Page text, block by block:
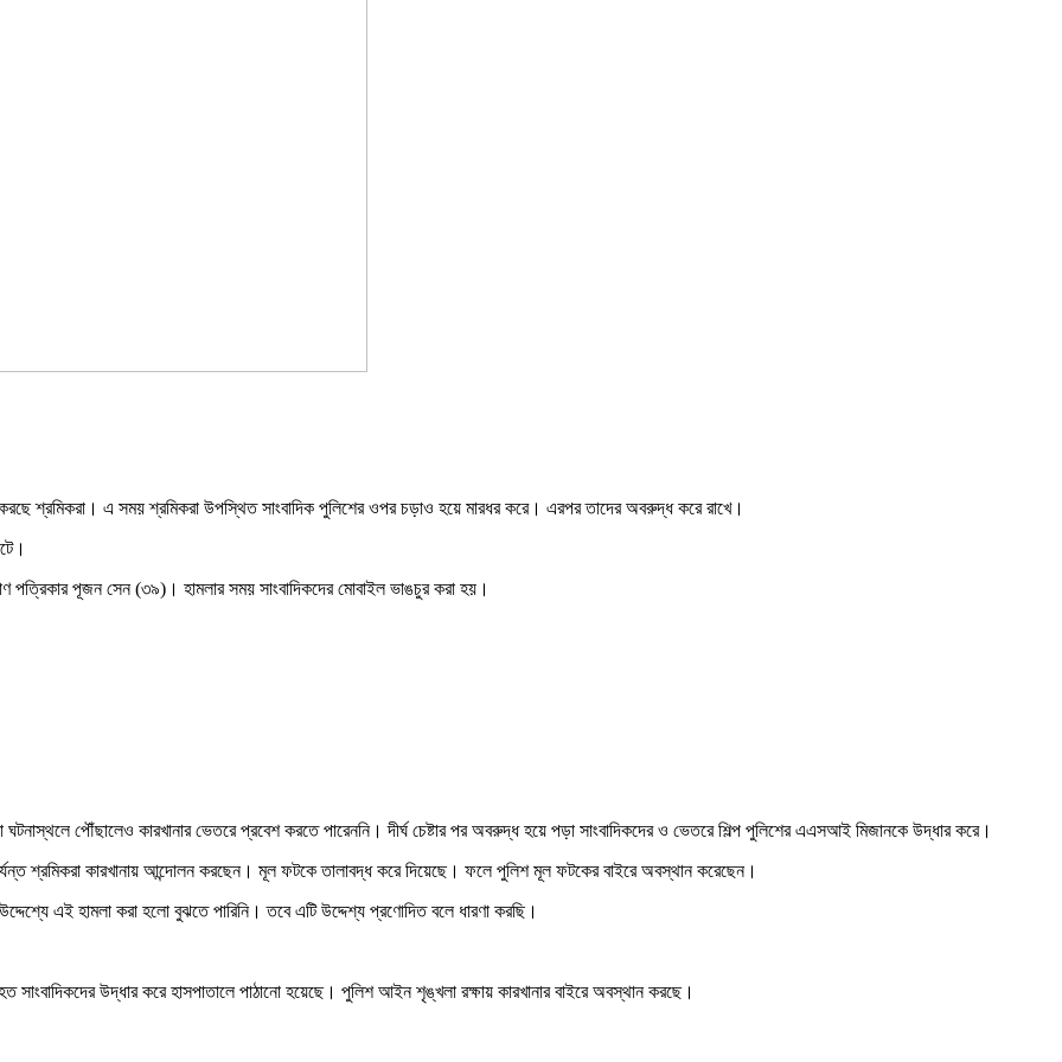
করছে শ্রমিকরা। এ সময় শ্রমিকরা উপস্থিত সাংবাদিক পুলিশের ওপর চড়াও হয়ে মারধর করে। এরপর তাদের অবরুদ্ধ করে রাখে।
পত্রিকার পূজন সেন (৩৯)। হামলার সময় সাংবাদিকদের মোবাইল ভাঙচুর করা হয়।
ঘটনাস্থলে পৌঁছালেও কারখানার ভেতরে প্রবেশ করতে পারেননি। দীর্ঘ চেষ্টার পর অবরুদ্ধ হয়ে পড়া সাংবাদিকদের ও ভেতরে শিল্প পুলিশের এএসআই মিজানকে উদ্ধার করে।
শ্রমিকরা কারখানায় আন্দোলন করছেন। মূল ফটকে তালাবদ্ধ করে দিয়েছে। ফলে পুলিশ মূল ফটকের বাইরে অবস্থান করেছেন।
এই হামলা করা হলো বুঝতে পারিনি। তবে এটি উদ্দেশ্য প্রণোদিত বলে ধারণা করছি।
উদ্ধার করে হাসপাতালে পাঠানো হয়েছে। পুলিশ আইন শৃঙ্খলা রক্ষায় কারখানার বাইরে অবস্থান করছে।